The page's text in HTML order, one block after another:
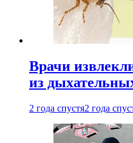
Врачи
из
2 года спустя2 года